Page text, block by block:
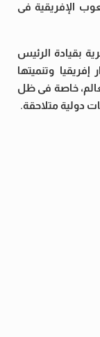
الإفريقية فى
بقيادة الرئيس
وتنميتها
خاصة فى ظل
دولية متلاحقة.